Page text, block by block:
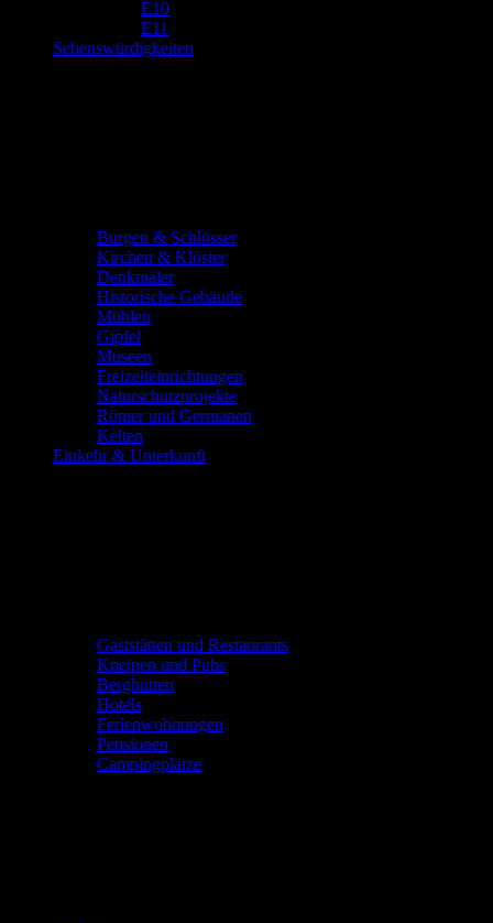
E10
E11
Sehenswürdigkeiten
Burgen & Schlösser
Kirchen & Klöster
Denkmäler
Historische Gebäude
Mühlen
Gipfel
Museen
Freizeiteinrichtungen
Naturschutzprojekte
Römer und Germanen
Kelten
Einkehr & Unterkunft
Gaststätten und Restaurants
Kneipen und Pubs
Berghütten
Hotels
Ferienwohnungen
Pensionen
Campingplätze